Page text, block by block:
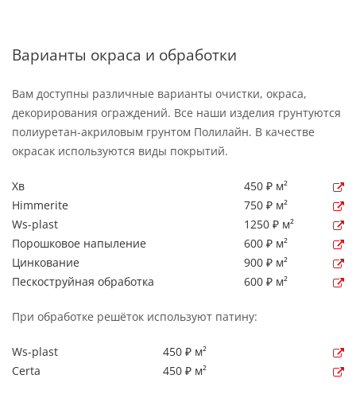
Варианты окраса и обработки
Вам доступны различные варианты очистки, окраса,
декорирования ограждений. Все наши изделия грунтуются
полиуретан-акриловым грунтом Полилайн. В качестве
окрасак используются виды покрытий.
Хв
450 ₽ м²
Himmerite
750 ₽ м²
Ws-plast
1250 ₽ м²
Порошковое напыление
600 ₽ м²
Цинкование
900 ₽ м²
Пескоструйная обработка
600 ₽ м²
При обработке решёток используют патину:
Ws-plast
450 ₽ м²
Certa
450 ₽ м²